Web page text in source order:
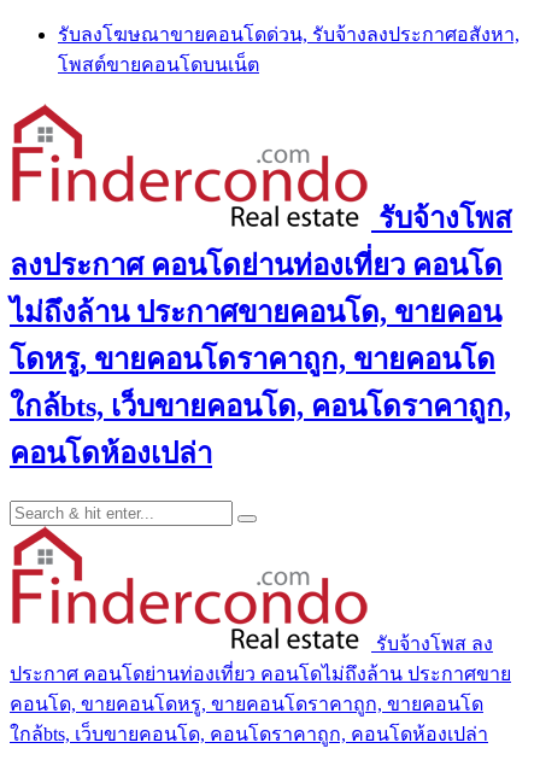
Skip
content
รับลงโฆษณาขายคอนโดด่วน, รับจ้างลงประกาศอสังหา,
โพสต์ขายคอนโดบนเน็ต
รับจ้างโพส
ลงประกาศ คอนโดย่านท่องเที่ยว คอนโด
ไม่ถึงล้าน ประกาศขายคอนโด, ขายคอน
โดหรู, ขายคอนโดราคาถูก, ขายคอนโด
ใกล้bts, เว็บขายคอนโด, คอนโดราคาถูก,
คอนโดห้องเปล่า
รับจ้างโพส ลง
ประกาศ คอนโดย่านท่องเที่ยว คอนโดไม่ถึงล้าน ประกาศขาย
คอนโด, ขายคอนโดหรู, ขายคอนโดราคาถูก, ขายคอนโด
ใกล้bts, เว็บขายคอนโด, คอนโดราคาถูก, คอนโดห้องเปล่า